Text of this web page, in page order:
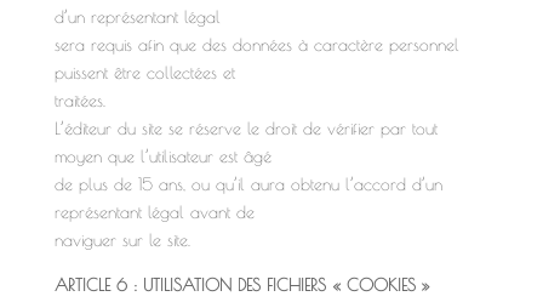
d’un représentant légal
sera requis afin que des données à caractère personnel
puissent être collectées et
traitées.
L’éditeur du site se réserve le droit de vérifier par tout
moyen que l’utilisateur est âgé
de plus de 15 ans, ou qu’il aura obtenu l’accord d’un
représentant légal avant de
naviguer sur le site.
ARTICLE 6 : UTILISATION DES FICHIERS « COOKIES »